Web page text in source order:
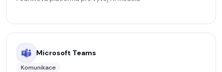
Microsoft Teams
Komunikace